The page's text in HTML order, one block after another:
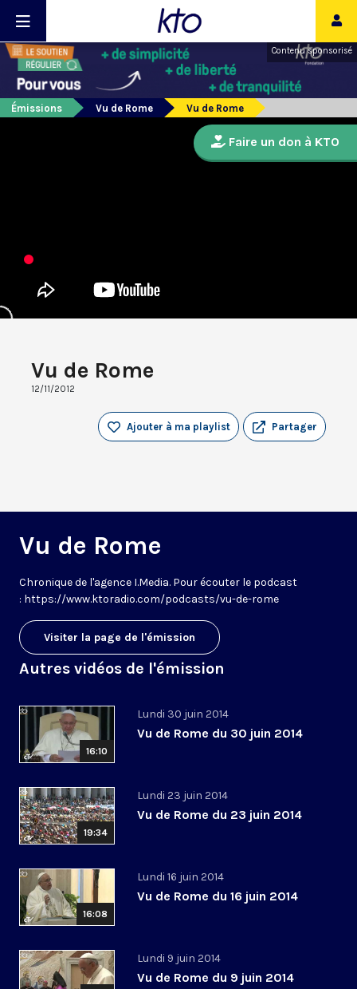
Contenu sponsorisé
Émissions Vu de Rome Vu de Rome
Vu de Rome
12/11/2012
Partager
Ajouter à ma playlist
Vu de Rome
Chronique de l'agence I.Media. Pour écouter le podcast
: https://www.ktoradio.com/podcasts/vu-de-rome
Visiter la page de l'émission
Autres vidéos de l'émission
16:10
Lundi 30 juin 2014
Vu de Rome du 30 juin 2014
19:34
Lundi 23 juin 2014
Vu de Rome du 23 juin 2014
16:08
Lundi 16 juin 2014
Vu de Rome du 16 juin 2014
Lundi 9 juin 2014
Vu de Rome du 9 juin 2014
Faire un don à KTO